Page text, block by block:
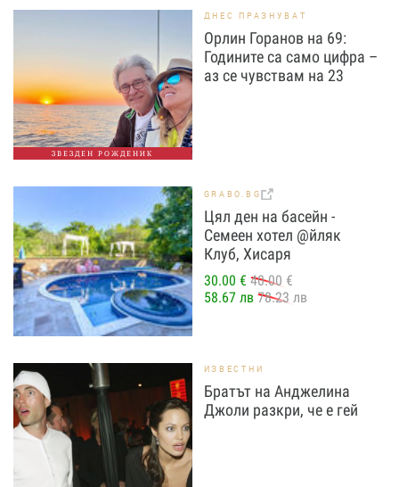
ЗВЕЗДЕН РОЖДЕНИК
ДНЕС ПРАЗНУВАТ
Орлин Горанов на 69:
Годините са само цифра –
аз се чувствам на 23
GRABO.BG
Цял ден на басейн -
Семеен хотел @йляк
Клуб, Хисаря
30.00 € 40.00 €
58.67 лв 78.23 лв
ИЗВЕСТНИ
Братът на Анджелина
Джоли разкри, че е гей